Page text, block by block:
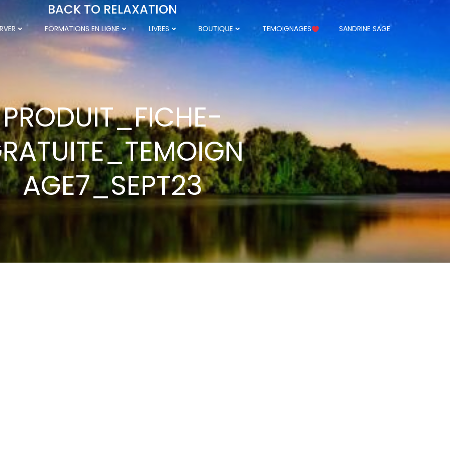
BACK TO RELAXATION
FORMATIONS EN LIGNE LIVRES BOUTIQUE TEMOIGNAGES SANDRINE SAGE
PRODUIT_FICHE-
AGE7_SEPT23